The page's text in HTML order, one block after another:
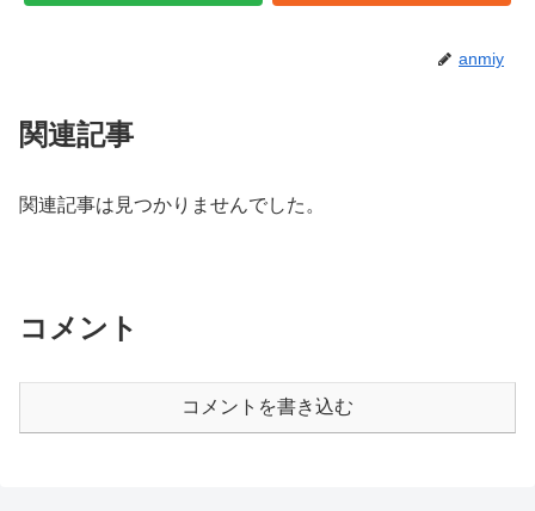
anmiy
関連記事
関連記事は見つかりませんでした。
コメント
コメントを書き込む